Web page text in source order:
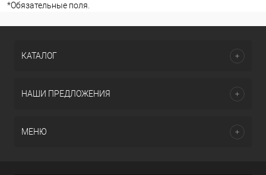
*Обязательные поля.
КАТАЛОГ
НАШИ ПРЕДЛОЖЕНИЯ
МЕНЮ